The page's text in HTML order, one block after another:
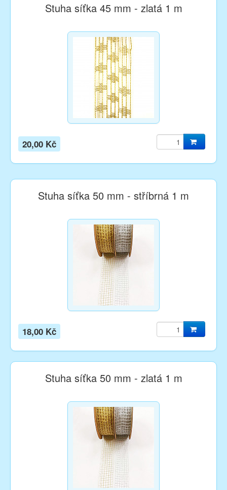
Stuha síťka 45 mm - zlatá 1 m
20,00 Kč
Stuha síťka 50 mm - stříbrná 1 m
18,00 Kč
Stuha síťka 50 mm - zlatá 1 m